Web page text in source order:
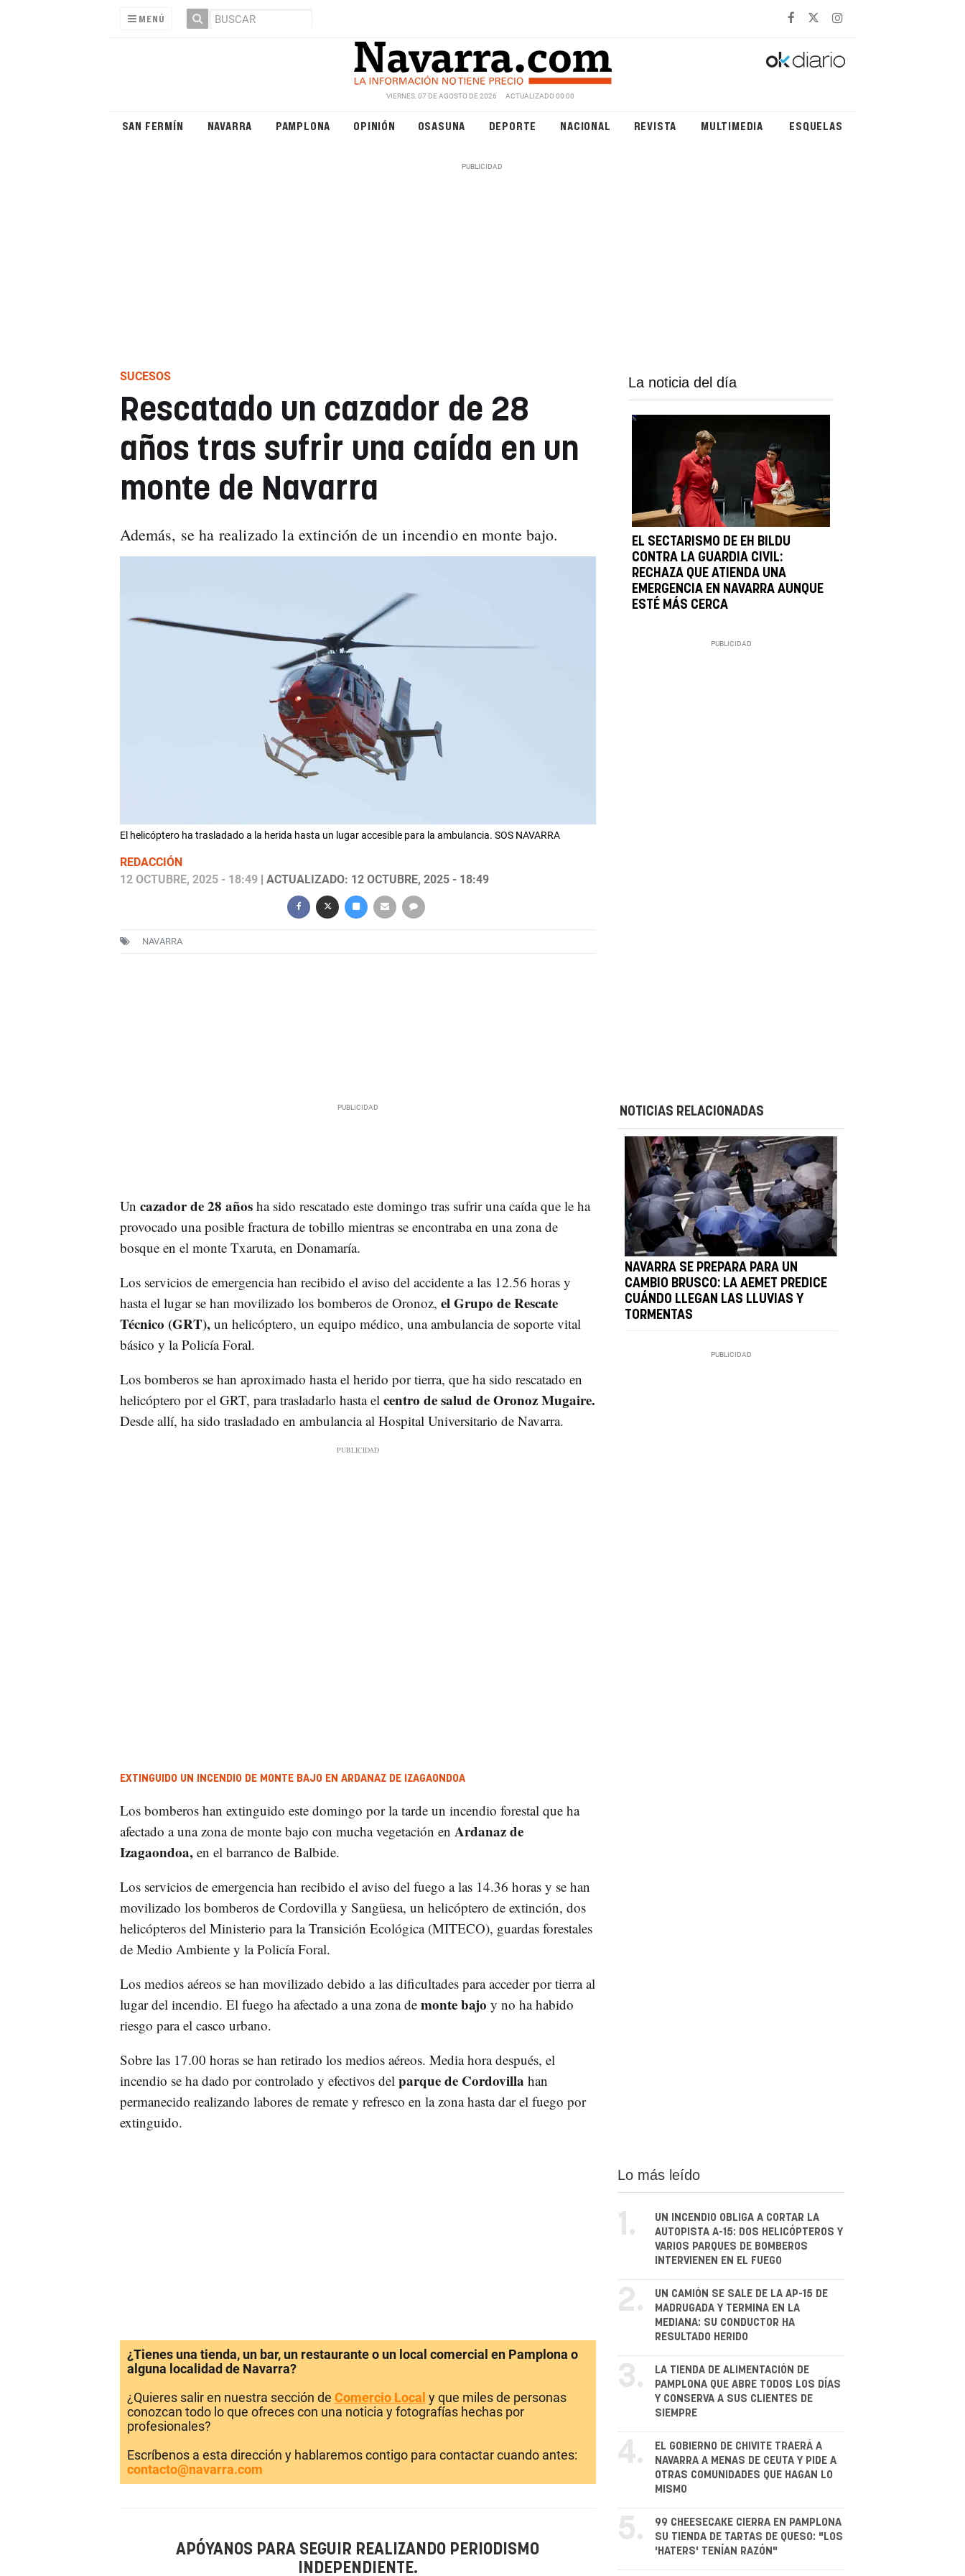
MENÚ
VIERNES, 07 DE AGOSTO DE 2026 ACTUALIZADO 00:00
SAN FERMÍN NAVARRA PAMPLONA OPINIÓN OSASUNA DEPORTE NACIONAL REVISTA MULTIMEDIA ESQUELAS
SUCESOS
Rescatado un cazador de 28
años tras sufrir una caída en un
monte de Navarra
Además, se ha realizado la extinción de un incendio en monte bajo.
El helicóptero ha trasladado a la herida hasta un lugar accesible para la ambulancia. SOS NAVARRA
REDACCIÓN
12 OCTUBRE, 2025 - 18:49| ACTUALIZADO: 12 OCTUBRE, 2025 - 18:49
NAVARRA
La noticia del día
EL SECTARISMO DE EH BILDU
CONTRA LA GUARDIA CIVIL:
RECHAZA QUE ATIENDA UNA
EMERGENCIA EN NAVARRA AUNQUE
ESTÉ MÁS CERCA
Un cazador de 28 añosha sido rescatado este domingo tras sufrir una caída que le ha
provocado una posible fractura de tobillo mientras se encontraba en una zona de
bosque en el monte Txaruta, en Donamaría.
Los servicios de emergencia han recibido el aviso del accidente a las 12.56 horas y
hasta el lugar se han movilizado los bomberos de Oronoz, el Grupo de Rescate
Técnico (GRT),un helicóptero, un equipo médico, una ambulancia de soporte vital
básico y la Policía Foral.
Los bomberos se han aproximado hasta el herido por tierra, que ha sido rescatado en
helicóptero por el GRT, para trasladarlo hasta el centro de salud de Oronoz Mugaire.
Desde allí, ha sido trasladado en ambulancia al Hospital Universitario de Navarra.
EXTINGUIDO UN INCENDIO DE MONTE BAJO EN ARDANAZ DE IZAGAONDOA
Los bomberos han extinguido este domingo por la tarde un incendio forestal que ha
afectado a una zona de monte bajo con mucha vegetación en Ardanaz de
Izagaondoa,en el barranco de Balbide.
Los servicios de emergencia han recibido el aviso del fuego a las 14.36 horas y se han
movilizado los bomberos de Cordovilla y Sangüesa, un helicóptero de extinción, dos
helicópteros del Ministerio para la Transición Ecológica (MITECO), guardas forestales
de Medio Ambiente y la Policía Foral.
Los medios aéreos se han movilizado debido a las dificultades para acceder por tierra al
lugar del incendio. El fuego ha afectado a una zona de monte bajo y no ha habido
riesgo para el casco urbano.
Sobre las 17.00 horas se han retirado los medios aéreos. Media hora después, el
incendio se ha dado por controlado y efectivos del parque de Cordovilla han
permanecido realizando labores de remate y refresco en la zona hasta dar el fuego por
extinguido.
NOTICIAS RELACIONADAS
NAVARRA SE PREPARA PARA UN
CAMBIO BRUSCO: LA AEMET PREDICE
CUÁNDO LLEGAN LAS LLUVIAS Y
TORMENTAS
¿Tienes una tienda, un bar, un restaurante o un local comercial en Pamplona o
alguna localidad de Navarra?
¿Quieres salir en nuestra sección de Comercio Local y que miles de personas
conozcan todo lo que ofreces con una noticia y fotografías hechas por
profesionales?
Escríbenos a esta dirección y hablaremos contigo para contactar cuando antes:
contacto@navarra.com
APÓYANOS PARA SEGUIR REALIZANDO PERIODISMO
INDEPENDIENTE.
Lo más leído
1.
UN INCENDIO OBLIGA A CORTAR LA
AUTOPISTA A-15: DOS HELICÓPTEROS Y
VARIOS PARQUES DE BOMBEROS
INTERVIENEN EN EL FUEGO
2.
UN CAMIÓN SE SALE DE LA AP-15 DE
MADRUGADA Y TERMINA EN LA
MEDIANA: SU CONDUCTOR HA
RESULTADO HERIDO
3.
LA TIENDA DE ALIMENTACIÓN DE
PAMPLONA QUE ABRE TODOS LOS DÍAS
Y CONSERVA A SUS CLIENTES DE
SIEMPRE
4.
EL GOBIERNO DE CHIVITE TRAERÁ A
NAVARRA A MENAS DE CEUTA Y PIDE A
OTRAS COMUNIDADES QUE HAGAN LO
MISMO
5.
99 CHEESECAKE CIERRA EN PAMPLONA
SU TIENDA DE TARTAS DE QUESO: "LOS
'HATERS' TENÍAN RAZÓN"